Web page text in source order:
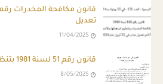
تعديل
11/04/2025
قانون رقم 51 لسنة 1981 بتنظيم المنشآت الطبية
8/05/2025